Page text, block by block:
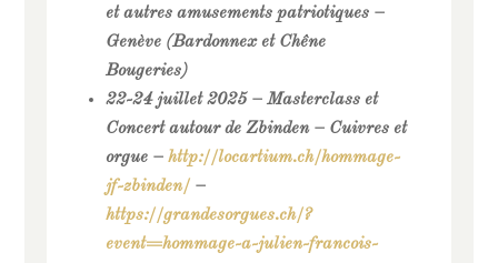
et autres amusements patriotiques –
Genève (Bardonnex et Chêne
Bougeries)
22-24 juillet 2025 – Masterclass et
Concert autour de Zbinden – Cuivres et
orgue – http://locartium.ch/hommage-
jf-zbinden/–
https://grandesorgues.ch/?
event=hommage-a-julien-francois-